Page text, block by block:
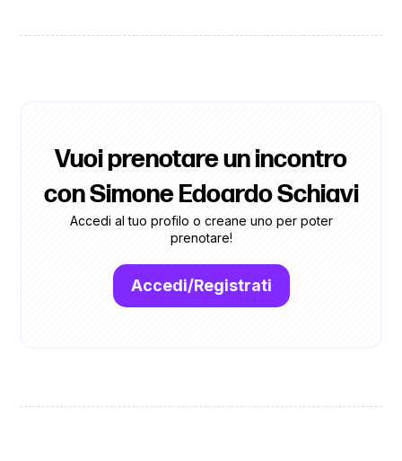
Vuoi prenotare un incontro
con Simone Edoardo Schiavi
Accedi al tuo profilo o creane uno per poter
prenotare!
Accedi/Registrati